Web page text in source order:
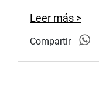
Leer más >
Compartir